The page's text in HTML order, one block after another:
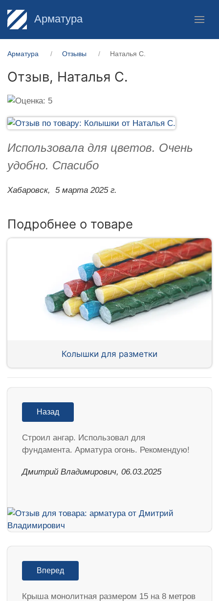
Арматура
Арматура Отзывы Наталья С.
Отзыв, Наталья С.
Использовала для цветов. Очень
удобно. Спасибо
Хабаровск, 5 марта 2025 г.
Подробнее о товаре
Колышки для разметки
Назад
Строил ангар. Использовал для
фундамента. Арматура огонь. Рекомендую!
Дмитрий Владимирович, 06.03.2025
Вперед
Крыша монолитная размером 15 на 8 метров